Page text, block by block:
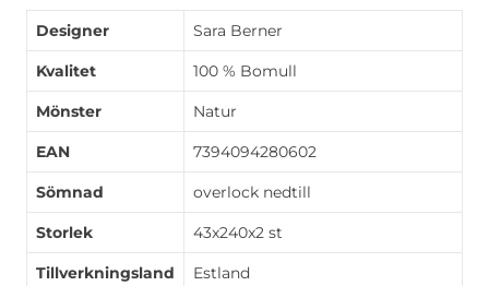
Designer Sara Berner
Kvalitet 100 % Bomull
Mönster Natur
EAN 7394094280602
Sömnad overlock nedtill
Storlek 43x240x2 st
Tillverkningsland Estland